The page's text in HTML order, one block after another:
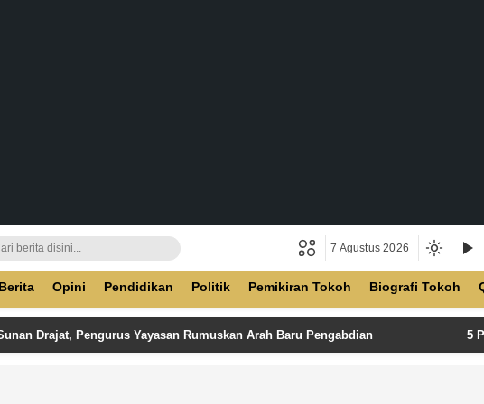
7 Agustus 2026
Berita Opini Pendidikan Politik Pemikiran Tokoh Biografi Tokoh
Drajat, Pengurus Yayasan Rumuskan Arah Baru Pengabdian 5